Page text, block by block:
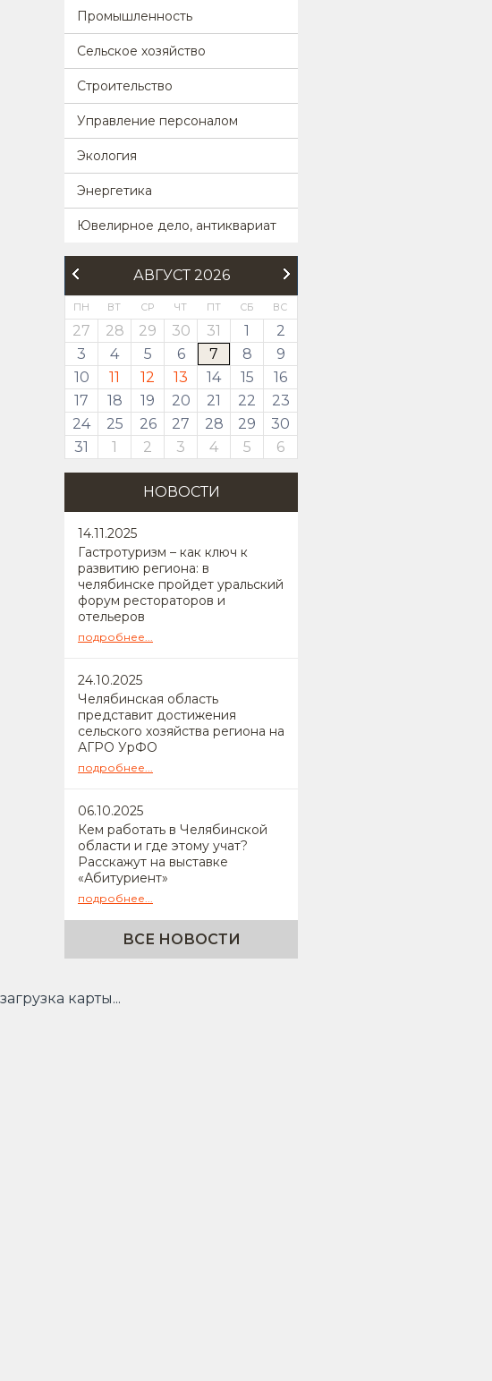
Промышленность
Сельское хозяйство
Строительство
Управление персоналом
Экология
Энергетика
Ювелирное дело, антиквариат
АВГУСТ 2026
ПН ВТ СР ЧТ ПТ СБ ВС
27 28 29 30 31 1
2
3
4 5 6 7 8
9
10
11 12 13 14 15
16
17
18 19 20 21 22
23
24
25 26 27 28 29
30
31
1 2 3 4 5 6
НОВОСТИ
14.11.2025
Гастротуризм – как ключ к
развитию региона: в
челябинске пройдет уральский
форум рестораторов и
отельеров
подробнее...
24.10.2025
Челябинская область
представит достижения
сельского хозяйства региона на
АГРО УрФО
подробнее...
06.10.2025
Кем работать в Челябинской
области и где этому учат?
Расскажут на выставке
«Абитуриент»
подробнее...
ВСЕ НОВОСТИ
загрузка карты...